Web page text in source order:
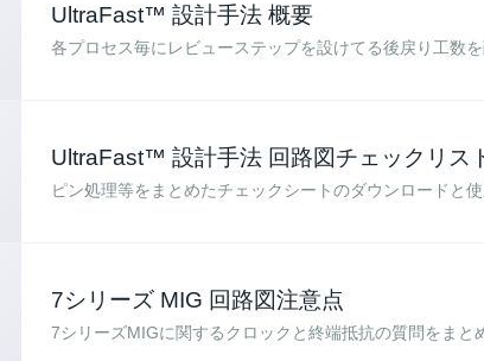
UltraFast™ 設計手法 概要
各プロセス毎にレビューステップを設けてる後戻り工数
UltraFast™ 設計手法 回路図チェックリス
ピン処理等をまとめたチェックシートのダウンロードと
7シリーズ MIG 回路図注意点
7シリーズMIGに関するクロックと終端抵抗の質問をまと